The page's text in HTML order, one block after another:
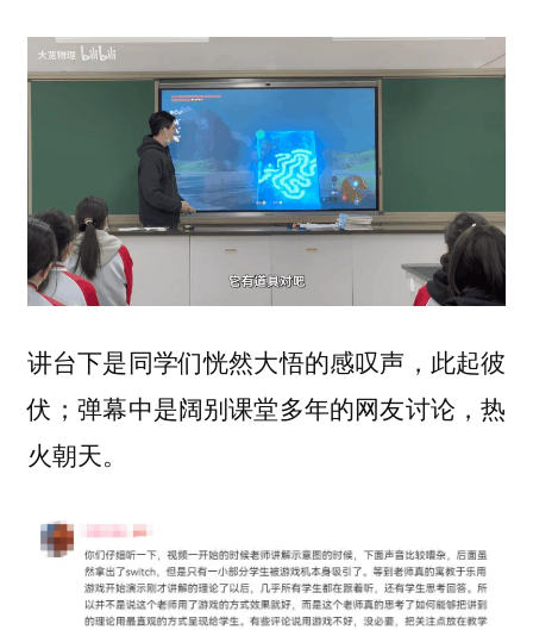
讲台下是同学们恍然大悟的感叹声，此起彼
伏；弹幕中是阔别课堂多年的网友讨论，热
火朝天。